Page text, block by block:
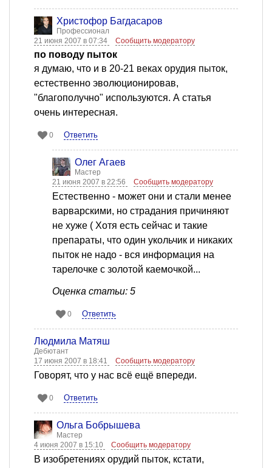
Христофор Багдасаров
Профессионал
21 июня 2007 в 07:34
Сообщить модератору
по поводу пыток
я думаю, что и в 20-21 веках орудия пыток,
естественно эволюционировав,
"благополучно" используются. А статья
очень интересная.
0 Ответить
Олег Агаев
Мастер
21 июня 2007 в 22:56
Сообщить модератору
Естественно - может они и стали менее
варварскими, но страдания причиняют
не хуже ( Хотя есть сейчас и такие
препараты, что один укольчик и никаких
пыток не надо - вся информация на
тарелочке с золотой каемочкой...
Оценка статьи: 5
0 Ответить
Людмила Матяш
Дебютант
17 июня 2007 в 18:41
Сообщить модератору
Говорят, что у нас всё ещё впереди.
0 Ответить
Ольга Бобрышева
Мастер
4 июня 2007 в 15:10
Сообщить модератору
В изобретениях орудий пыток, кстати,